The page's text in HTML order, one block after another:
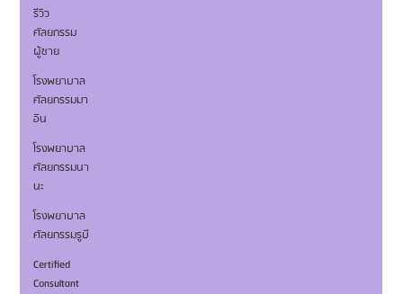
รีวิว
ศัลยกรรม
ผู้ชาย
โรงพยาบาล
ศัลยกรรมมา
อิน
โรงพยาบาล
ศัลยกรรมนา
นะ
โรงพยาบาล
ศัลยกรรมรูบี
Certified
Consultant